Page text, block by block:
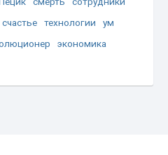
счастье технологии
ум
экономика